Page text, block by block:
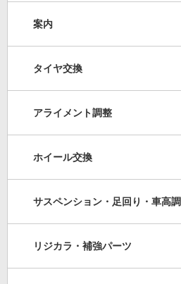
案内
タイヤ交換
アライメント調整
ホイール交換
サスペンション・足回り・車高調
リジカラ・補強パーツ